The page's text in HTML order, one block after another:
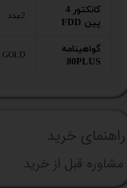
کانکتور 4
پین FDD
2عدد
گواهینامه
80PLUS
GOLD
راهنما​​​​​​​​​​​​​​ی خرید
مشاوره قبل از خرید